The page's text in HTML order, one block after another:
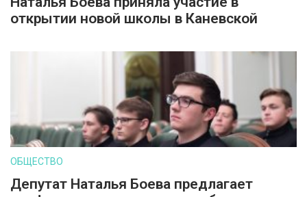
открытии новой школы в Каневской
ОБЩЕСТВО
Депутат Наталья Боева предлагает